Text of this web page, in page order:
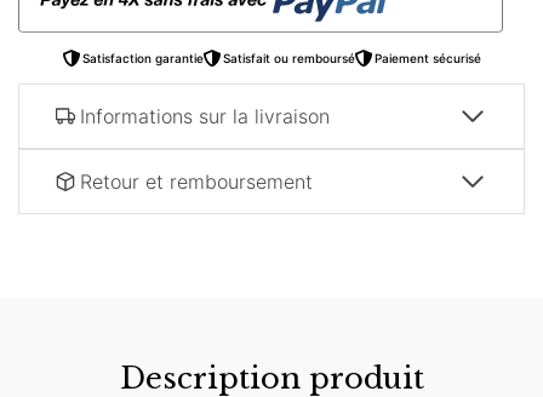
Satisfaction garantie Satisfait ou remboursé Paiement sécurisé
Informations sur la livraison
Retour et remboursement
Description produit